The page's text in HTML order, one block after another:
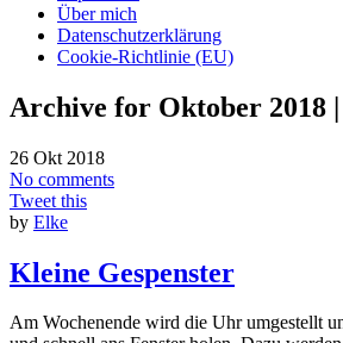
Über mich
Datenschutzerklärung
Cookie-Richtlinie (EU)
Archive for Oktober 2018
26 Okt 2018
No comments
Tweet this
by Elke
Kleine Gespenster
Am Wochenende wird die Uhr umgestellt